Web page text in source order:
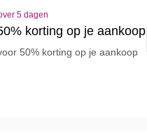
5 dagen
korting op je aankoop
50% korting op je aankoop